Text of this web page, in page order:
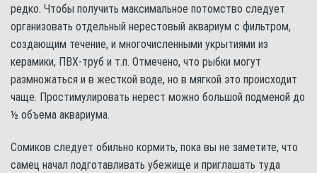
редко. Чтобы получить максимальное потомство следует
организовать отдельный нерестовый аквариум с фильтром,
создающим течение, и многочисленными укрытиями из
керамики, ПВХ-труб и т.п. Отмечено, что рыбки могут
размножаться и в жесткой воде, но в мягкой это происходит
чаще. Простимулировать нерест можно большой подменой до
½ объема аквариума.
Сомиков следует обильно кормить, пока вы не заметите, что
самец начал подготавливать убежище и приглашать туда